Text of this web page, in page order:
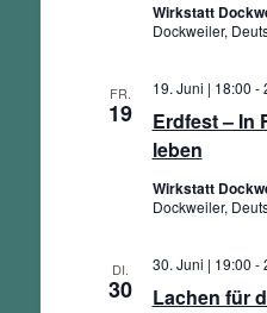
Wirkstatt
Dockweiler,
FR.
19
Erdfest – In
leben
19. Juni | 18:00 -
Wirkstatt
Dockweiler,
DI.
30 Lachen für
30. Juni | 19:00 -